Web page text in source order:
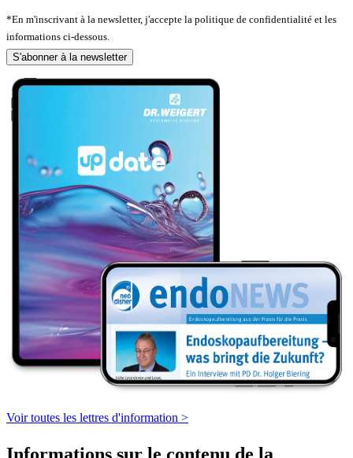
*En m'inscrivant à la newsletter, j'accepte la politique de confidentialité et les
informations ci-dessous.
S'abonner à la newsletter
Voir toutes les lettres d'information >
Informations sur le contenu de la